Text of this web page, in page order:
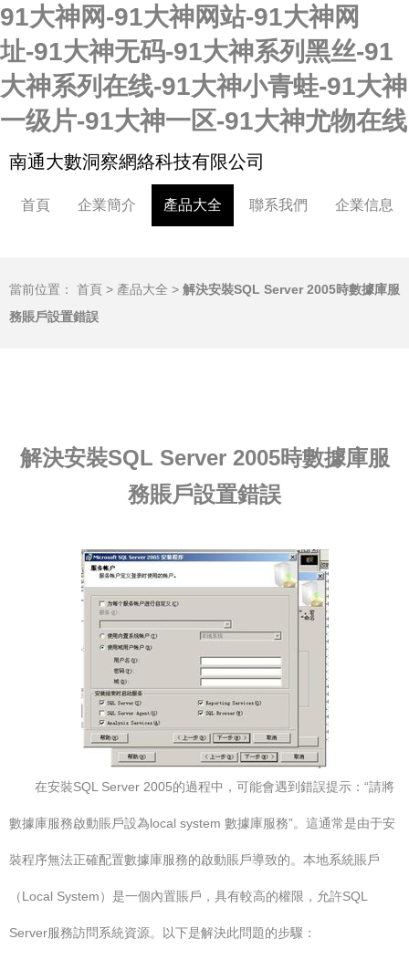
91大神网-91大神网站-91大神网
址-91大神无码-91大神系列黑丝-91
大神系列在线-91大神小青蛙-91大神
一级片-91大神一区-91大神尤物在线
南通大數洞察網絡科技有限公司
首頁 企業簡介 產品大全 聯系我們 企業信息
當前位置： 首頁 > 產品大全 > 解決安裝SQL Server 2005時數據庫服
務賬戶設置錯誤
解決安裝SQL Server 2005時數據庫服
務賬戶設置錯誤
在安裝SQL Server 2005的過程中，可能會遇到錯誤提示：“請將
數據庫服務啟動賬戶設為local system 數據庫服務”。這通常是由于安
裝程序無法正確配置數據庫服務的啟動賬戶導致的。本地系統賬戶
（Local System）是一個內置賬戶，具有較高的權限，允許SQL
Server服務訪問系統資源。以下是解決此問題的步驟：